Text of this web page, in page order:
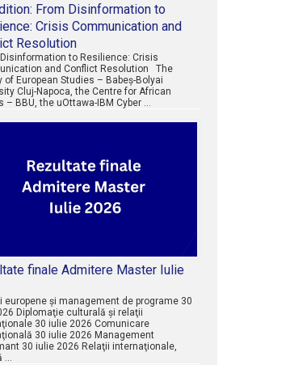
From Disinformation to
Crisis Communication and
Resolution
to Resilience: Crisis
and Conflict Resolution The
of European Studies – Babeș-Bolyai
Cluj-Napoca, the Centre for African
– BBU, the uOttawa-IBM Cyber …
finale Admitere Master Iulie
europene şi management de programe 30
Diplomaţie culturală şi relaţii
30 iulie 2026 Comunicare
30 iulie 2026 Management
30 iulie 2026 Relaţii internaţionale,
…